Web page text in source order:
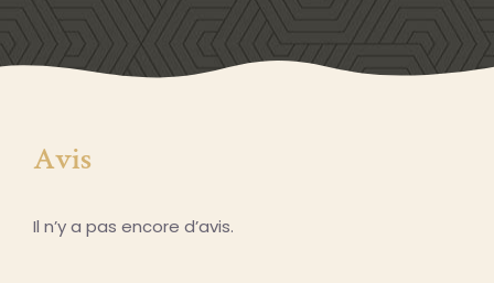
Avis
Il n’y a pas encore d’avis.